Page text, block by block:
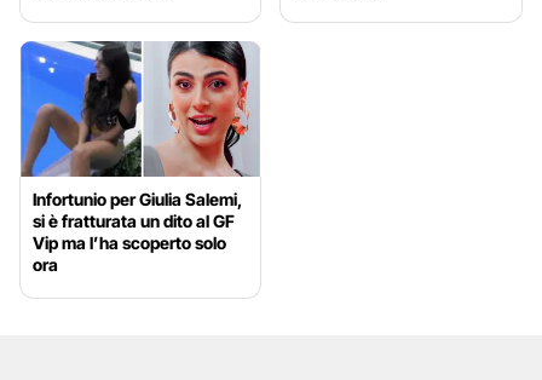
Infortunio per Giulia Salemi,
si è fratturata un dito al GF
Vip ma l’ha scoperto solo
ora